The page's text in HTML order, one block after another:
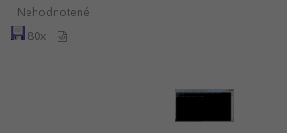
Nehodnotené
80x